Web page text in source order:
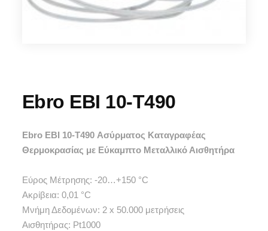
Ebro EBI 10-T490
Ebro EBI 10-T490 Ασύρματος Καταγραφέας
Θερμοκρασίας με Εύκαμπτο Μεταλλικό Αισθητήρα
Εύρος Μέτρησης: -20…+150 °C
Ακρίβεια: 0,01 °C
Μνήμη Δεδομένων: 2 x 50.000 μετρήσεις
Αισθητήρας: Pt1000